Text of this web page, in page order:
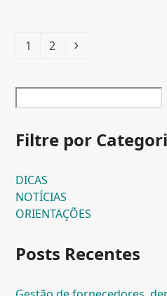
Page
1 Page
2
Filtre por
DICAS
NOTÍCIAS
ORIENTAÇÕES
Posts Recentes